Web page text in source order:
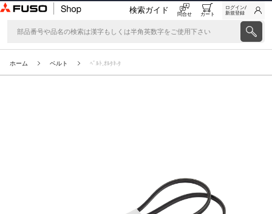
検索ガイド 問合せ カート
ログイン/
新規登録
ホーム ベルト ﾍﾞﾙﾄ,ｵﾙﾀﾈ-ﾀ